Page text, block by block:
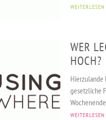
WEITERLESEN
WER
OCH?
Hierzulande
gesetzliche
WEITERLESEN